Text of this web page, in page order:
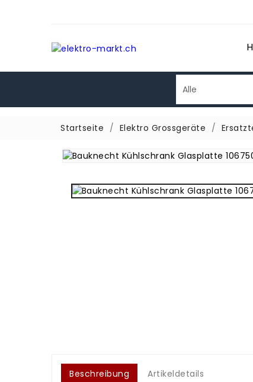
Startseite Elektro Grossgeräte
Beschreibung Artikeldetails